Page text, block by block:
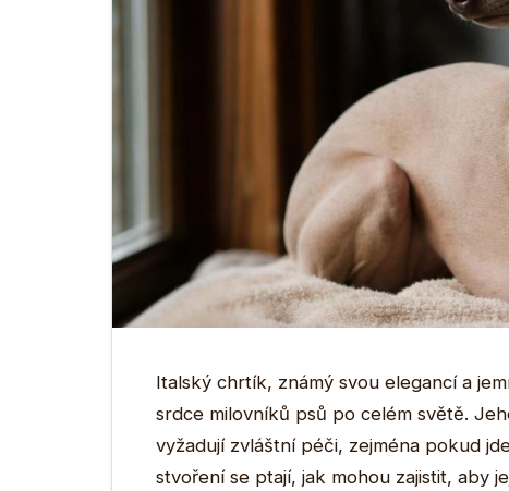
Italský chrtík, známý svou elegancí a
srdce milovníků psů po celém světě.
vyžadují zvláštní péči, zejména pokud
stvoření se ptají, jak mohou zajistit, aby